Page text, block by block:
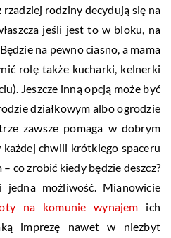
rodziny decydują się na
jeśli jest to w bloku, na
na pewno ciasno, a mama
rolę także kucharki, kelnerki
Jeszcze inną opcją może być
działkowym albo ogrodzie
zawsze pomaga w dobrym
chwili krótkiego spaceru
co zrobić kiedy będzie deszcz?
jedna możliwość. Mianowicie
na komunie wynajem ich
imprezę nawet w niezbyt